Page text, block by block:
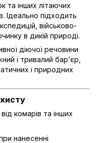
та інших літаючих
Ідеально підходить
військово-
в дикій природі.
діючої речовини
і тривалий бар’єр,
і природних
від комарів та інших
нанесенні